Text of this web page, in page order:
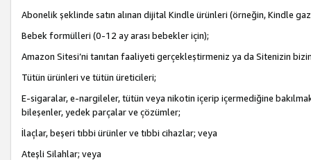
Abonelik şeklinde satın alınan dijital Kindle ürünleri (örneğin, Kindle
Bebek formülleri (0-12 ay arası bebekler için);
Amazon Sitesi’ni tanıtan faaliyeti gerçekleştirmeniz ya da Sitenizin
Tütün ürünleri ve tütün üreticileri;
E-sigaralar, e-nargileler, tütün veya nikotin içerip içermediğine
bileşenler, yedek parçalar ve çözümler;
İlaçlar, beşeri tıbbi ürünler ve tıbbi cihazlar; veya
Ateşli Silahlar; veya